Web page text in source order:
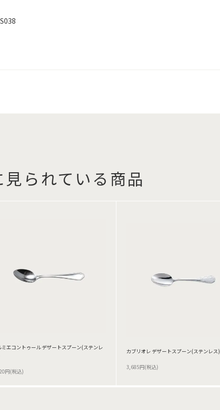
見られている商品
ミエコントゥール デザートスプーン(ステンレ
円(税込)
カブリオレ デザートスプーン(ステンレス)
3,685円(税込)